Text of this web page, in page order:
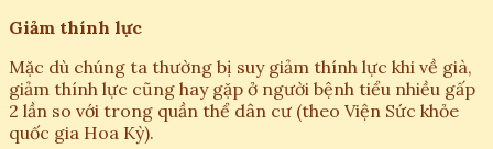
Giảm thính lực
Mặc dù chúng ta thường bị suy giảm thính lực khi về già,
giảm thính lực cũng hay gặp ở người bệnh tiểu nhiều gấp
2 lần so với trong quần thể dân cư (theo Viện Sức khỏe
quốc gia Hoa Kỳ).